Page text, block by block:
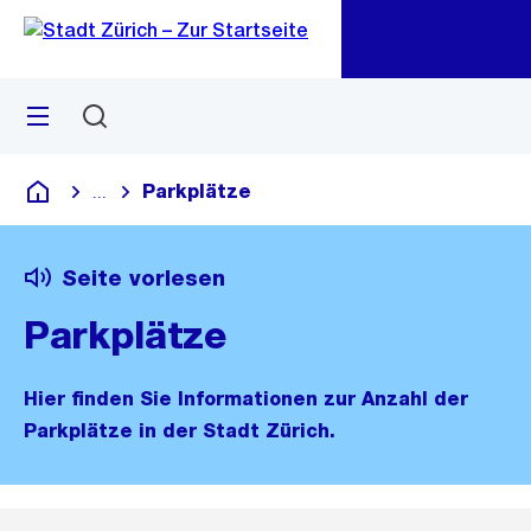
Navigation
Sprunglink
Menü
Deutsch
Blende alle Breadcrumbs ein
Parkplätze
Seite vorlesen
Parkplätze
Hier finden Sie Informationen zur Anzahl der
Parkplätze in der Stadt Zürich.